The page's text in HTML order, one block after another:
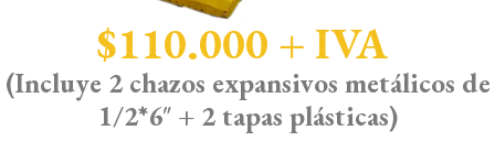
$110.000 + IVA
(Incluye 2 chazos expansivos metálicos de
1/2*6″ + 2 tapas plásticas)